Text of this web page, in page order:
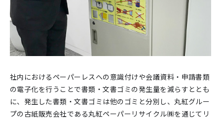
社内におけるペーパーレスへの意識付けや会議資料・申請書類
の電子化を行うことで書類・文書ゴミの発生量を減らすととも
に、発生した書類・文書ゴミは他のゴミと分別し、丸紅グルー
プの古紙販売会社である丸紅ペーパーリサイクル㈱を通じてリ